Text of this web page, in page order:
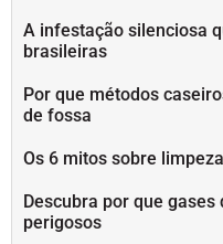
A infestação silenciosa
brasileiras
Por que métodos
de fossa
Os 6 mitos sobre
Descubra por que
perigosos